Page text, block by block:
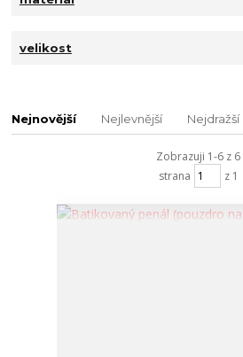
velikost
Nejnovější Nejlevnější Nejdražší
Zobrazuji 1-6 z 6
strana
z 1